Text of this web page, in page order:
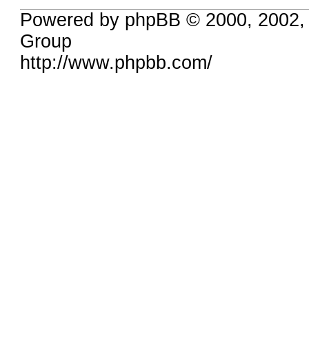
Powered by phpBB © 2000,
Group
http://www.phpbb.com/